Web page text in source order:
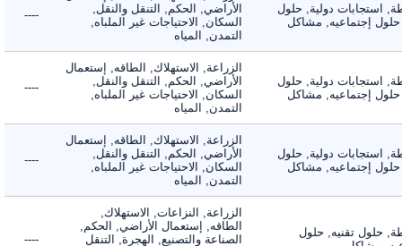
استجابات دولية, حلول
إجتماعيه, مشاكل
الأراضي, الحكم, التنقل والنقل,
السكان, الاحتياجات غير الملباه,
التمدن, المياه
----
استجابات دولية, حلول
إجتماعيه, مشاكل
الزراعة, الاستهلاك, الطاقه, إستعمال
الأراضي, الحكم, التنقل والنقل,
السكان, الاحتياجات غير الملباه,
التمدن, المياه
----
استجابات دولية, حلول
إجتماعيه, مشاكل
الزراعة, الاستهلاك, الطاقه, إستعمال
الأراضي, الحكم, التنقل والنقل,
السكان, الاحتياجات غير الملباه,
التمدن, المياه
----
حلول تقنيه, حلول
الزراعة, النزاعات, الاستهلاك,
الطاقه, إستعمال الأراضي, الحكم,
الصناعة والتصنيع, الهجرة, التنقل
----